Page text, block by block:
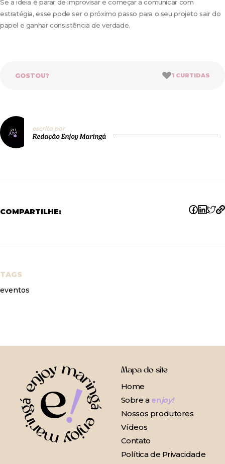
Se a ideia é parar de improvisar e começar a comunicar com
estratégia, esse pode ser o próximo passo para o seu projeto sair do
papel e ganhar consistência de verdade.
GOSTOU? 1 CURTIDAS
escrito por
Redação Enjoy Maringá
COMPARTILHE:
TAGS
eventos
Mapa do site
Home
Sobre a enjoy!
Nossos produtores
Vídeos
Contato
Política de Privacidade